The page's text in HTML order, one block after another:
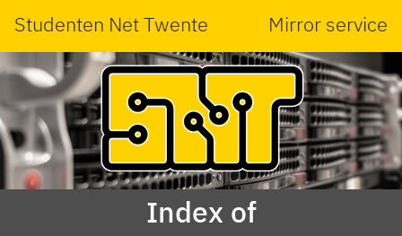
Studenten Net Twente Mirror service
Index of